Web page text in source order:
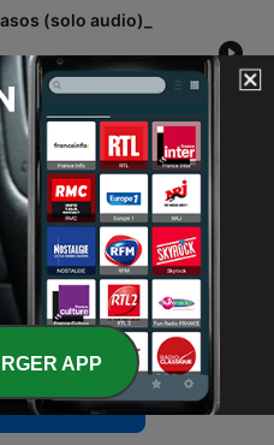
(solo audio)_
de los muertos
Este episodio explora el fenómeno de la transcomunicación instrumental, diferenciando entre psicofonías y técnicas complejas como las voces directas. Se profundiza en la historia del investigador italiano Marcelo Bacci, quien utilizaba radios de bulbos para captar mensajes de personas fallecidas a través de la onda corta. Asimismo, se detallan investigaciones científicas y experimentos realizados para verificar la autenticidad de estas voces, incluyendo pruebas técnicas para descartar fraudes. El episodio aborda también el papel de los espíritus guías en el proceso mediúmico y analiza mensajes sobre la vida después de la muerte encontrados en las grabaciones de Bacci.
I ¿Conspiración ||
Este episodio analiza el histórico caso de la muerte de Juan Pablo I, explorando el contexto de una Iglesia Católica marcada por las reformas del Concilio Vaticano II y tensiones internas. A través de diversas fuentes documentales, se examina la vida de Albino Luciani, desde su humilde infancia hasta su breve pero impactante pontificado. El programa profundiza en las controversias y teorías de conspiración que rodean su inesperado fallecimiento a los 33 días de asumir el cargo. Se detallan las irregularidades en el manejo de su cuerpo, la falta de una autopsia y las presuntas implicaciones de figuras como Paul Marcinkus, vinculando estos eventos con escándalos financieros, la mafia y profecías religiosas.
d'épisodes
APP